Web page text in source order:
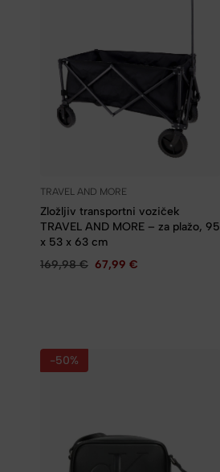
TRAVEL AND MORE
Zložljiv transportni voziček
TRAVEL AND MORE – za plažo, 95
x 53 x 63 cm
169,98€ 67,99 €
-50%